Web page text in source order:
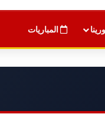
المباريات